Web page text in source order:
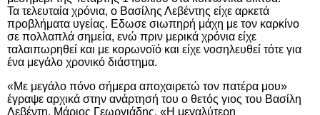
Τα τελευταία χρόνια, ο Βασίλης Λεβέντης είχε αρκετά
προβλήματα υγείας. Εδωσε σιωπηρή μάχη με τον καρκίνο
σε πολλαπλά σημεία, ενώ πριν μερικά χρόνια είχε
ταλαιπωρηθεί και με κορωνοϊό και είχε νοσηλευθεί τότε για
ένα μεγάλο χρονικό διάστημα.
«Με μεγάλο πόνο σήμερα αποχαιρετώ τον πατέρα μου»
έγραψε αρχικά στην ανάρτησή του ο θετός γιος του Βασίλη
Λεβέντη, Μάριος Γεωργιάδης. «Η μεγαλύτερη